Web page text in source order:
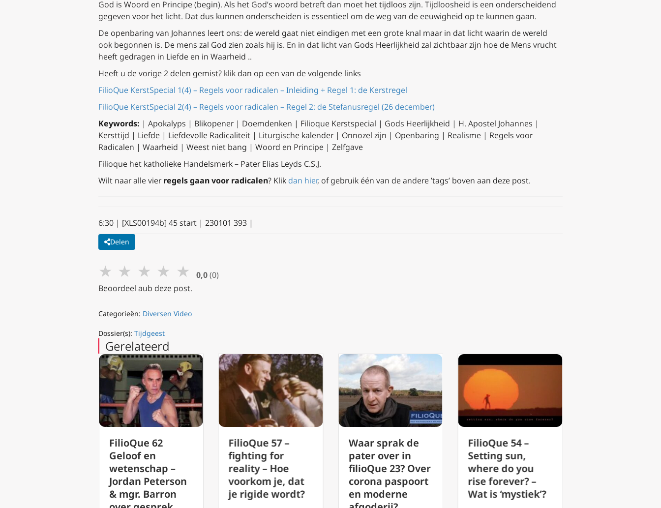
God is Woord en Principe (begin). Als het God’s woord betreft dan moet het tijdloos zijn. Tijdloosheid is een onderscheidend
gegeven voor het licht. Dat dus kunnen onderscheiden is essentieel om de weg van de eeuwigheid op te kunnen gaan.
De openbaring van Johannes leert ons: de wereld gaat niet eindigen met een grote knal maar in dat licht waarin de wereld
ook begonnen is. De mens zal God zien zoals hij is. En in dat licht van Gods Heerlijkheid zal zichtbaar zijn hoe de Mens vrucht
heeft gedragen in Liefde en in Waarheid ..
Heeft u de vorige 2 delen gemist? klik dan op een van de volgende links
FilioQue KerstSpecial 1(4) – Regels voor radicalen – Inleiding + Regel 1: de Kerstregel
FilioQue KerstSpecial 2(4) – Regels voor radicalen – Regel 2: de Stefanusregel (26 december)
Keywords: | Apokalyps | Blikopener | Doemdenken | Filioque Kerstspecial | Gods Heerlijkheid | H. Apostel Johannes |
Kersttijd | Liefde | Liefdevolle Radicaliteit | Liturgische kalender | Onnozel zijn | Openbaring | Realisme | Regels voor
Radicalen | Waarheid | Weest niet bang | Woord en Principe | Zelfgave
Filioque het katholieke Handelsmerk – Pater Elias Leyds C.S.J.
Wilt naar alle vierregels gaan voor radicalen? Klik dan hier, of gebruik één van de andere ’tags’ boven aan deze post.
6:30 | [XLS00194b] 45 start | 230101 393 |
Delen
★ ★ ★ ★ ★ 0,0 (0)
Beoordeel aub deze post.
Categorieën: Diversen Video
Dossier(s): Tijdgeest
Gerelateerd
FilioQue 57 –
fighting for
reality – Hoe
voorkom je, dat
je rigide wordt?
Waar sprak de
pater over in
filioQue 23? Over
corona paspoort
en moderne
FilioQue 54 –
Setting sun,
where do you
rise forever? –
Wat is ‘mystiek’?
FilioQue 48 –
versleten kreten:
het is maar ’n
spelletje